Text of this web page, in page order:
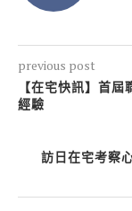
previous post
【在宅快訊】首
經驗
訪日在宅考察